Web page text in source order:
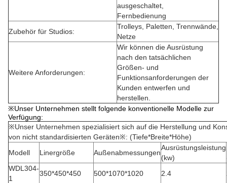
ausgeschaltet,
Fernbedienung
Zubehör für Studios:
Trolleys, Paletten, Trennwände,
Netze
Weitere Anforderungen:
Wir können die Ausrüstung
nach den tatsächlichen
Größen- und
Funktionsanforderungen der
Kunden entwerfen und
herstellen.
※Unser Unternehmen stellt folgende konventionelle Modelle zur
Verfügung:
※Unser Unternehmen spezialisiert sich auf die Herstellung und
von nicht standardisierten Geräten※: (Tiefe*Breite*Höhe)
Modell
Linergröße Außenabmessungen
Ausrüstungsleistung
(kw)
WDL304-
1
350*450*450 500*1070*1020 2.4